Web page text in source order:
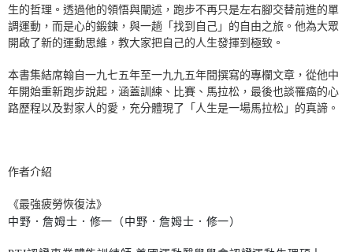
生的哲理。透過他的領悟與闡述，跑步不再只是左右腳交替前進的單
調運動，而是心的鍛鍊，與一趟「找到自己」的自由之旅。他為大眾
開啟了新的運動思維，教大家把自己的人生發揮到極致。
本書集結席翰自一九七五年至一九九五年間撰寫的專欄文章，從他中
年開始重新跑步說起，涵蓋訓練、比賽、馬拉松，最後也談罹癌的心
路歷程以及對家人的愛，充分體現了「人生是一場馬拉松」的真諦。
作者介紹
《最強疲勞恢復法》
中野．詹姆士．修一（中野．詹姆士．修一）